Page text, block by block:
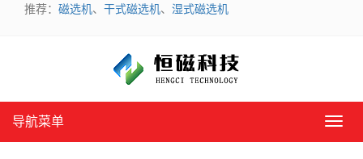
推荐： 磁选机、 干式磁选机、 湿式磁选机
导
导航菜单